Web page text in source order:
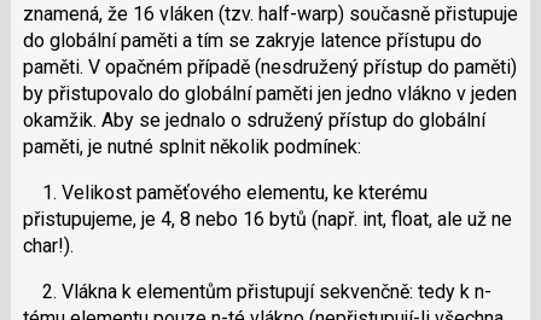
znamená, že 16 vláken (tzv. half-warp) současně přistupuje
do globální paměti a tím se zakryje latence přístupu do
paměti. V opačném případě (nesdružený přístup do paměti)
by přistupovalo do globální paměti jen jedno vlákno v jeden
okamžik. Aby se jednalo o sdružený přístup do globální
paměti, je nutné splnit několik podmínek:
1. Velikost paměťového elementu, ke kterému
přistupujeme, je 4, 8 nebo 16 bytů (např. int, float, ale už ne
char!).
2. Vlákna k elementům přistupují sekvenčně: tedy k n-